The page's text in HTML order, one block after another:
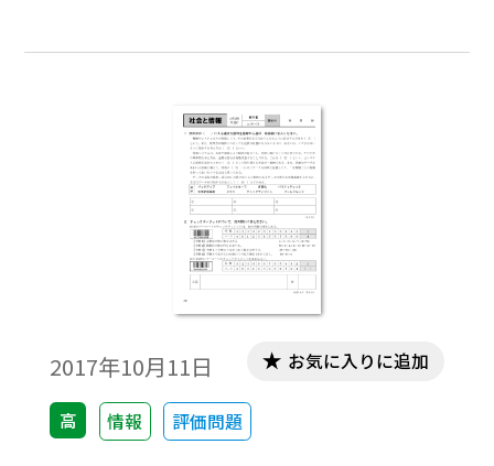
2017年10月11日
高 情報 評価問題
お気に入りに追加